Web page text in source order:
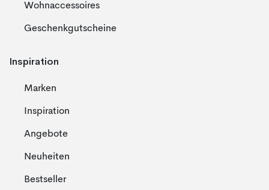
Wohnaccessoires
Geschenkgutscheine
Inspiration
Marken
Inspiration
Angebote
Neuheiten
Bestseller